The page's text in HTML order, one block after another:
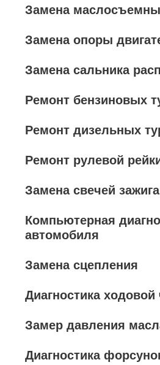
Замена
Замена опоры
Замена сальника
Ремонт бензиновых
Ремонт дизельных
Ремонт рулевой
Замена свечей
Компьютерная
автомобиля
Замена сцепления
Диагностика ходовой
Замер давления
Диагностика